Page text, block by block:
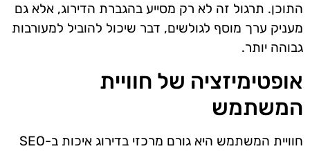
התוכן. תרגול זה לא רק מסייע בהגברת הדירוג, אלא גם
מעניק ערך מוסף לגולשים, דבר שיכול להוביל למעורבות
גבוהה יותר.
אופטימיזציה של חוויית
המשתמש
חוויית המשתמש היא גורם מרכזי בדירוג איכות ב-SEO